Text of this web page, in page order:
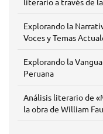
Explorando la
Voces y Temas
Explorando la
Peruana
Análisis literario de
la obra de William